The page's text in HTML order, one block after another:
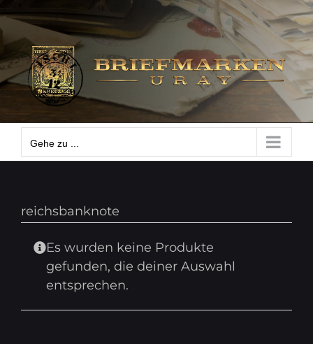
Zum
Inhalt
springen
Gehe zu ...
Gehe zu ...
reichsbanknote
Es wurden keine Produkte
gefunden, die deiner Auswahl
entsprechen.